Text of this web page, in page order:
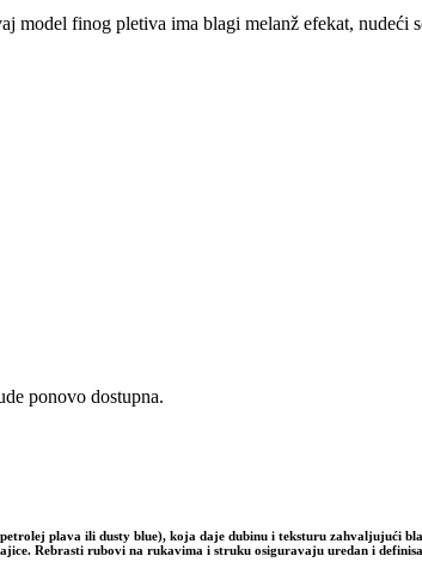
finog pletiva ima blagi melanž efekat, nudeći
ponovo dostupna.
plava ili dusty blue), koja daje dubinu i teksturu zahvaljujući
Rebrasti rubovi na rukavima i struku osiguravaju uredan i